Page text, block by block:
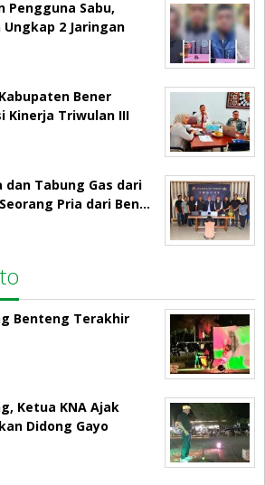
Pengguna Sabu,
2 Jaringan
Bener
Kinerja Triwulan III
dan Tabung Gas dari
Pria dari Ben…
Benteng Terakhir
Ketua KNA Ajak
Didong Gayo